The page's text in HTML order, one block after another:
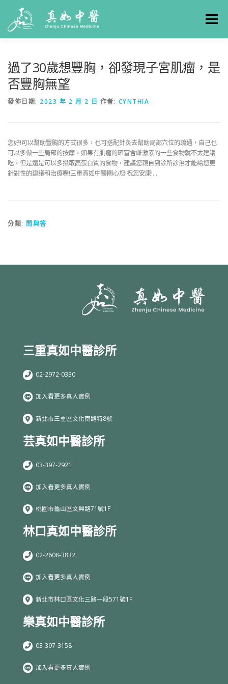
選單
過了30歲想豐胸，卻發現子宮肌瘤，是
否豐胸無望
發佈日期: 2023 年 2 月 2 日 作者: CYNTHIA
您好!可以幫助豐胸的方式很多，也可搭配針灸去幫助局部穴位的疏通，自己也
可以多做一些局部的按摩，如果有肌瘤的確富含雌激素的一些食物就不太建議
吃，但是還是可以多攝取高蛋白質的食物，建議您親自到診所診治才能給您更
針對性的建議和治療喔!三重真如中醫關心您!祝您安康!…
分類: 問與答
三重真如中醫診所
02-2972-0330
加入看更多真人實例
新北市三重區文化南路特8號
芸真如中醫診所
03-397-2921
加入看更多真人實例
桃園市龜山區文興路71號1F
林口真如中醫診所
02-2608-3832
加入看更多真人實例
新北市林口區文化三路一段571號1F
樂真如中醫診所
03-397-3158
加入看更多真人實例